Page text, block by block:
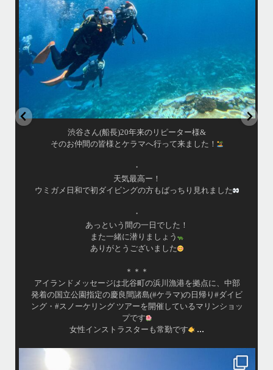
アイランドメッセージは北谷町の浜川漁港を拠点に、中部発着の国立公
園指定の慶良間諸島(#ケラマ)の日帰り#ダイビング・#スノーケリング
ツアーを開催しているマリンショップです
女性インストラスターも常勤です
10月 17
渋谷さん(船長)20年来のリピーター様&
そのお仲間の皆様とケラマへ行って来ました！
・
天気最高ー！
ウミガメ日和で初ダイビングの方もばっちり見れました
・
あっという間の一日でした！
また一緒に潜りましょう
ありがとうございました
＊＊＊
アイランドメッセージは北谷町の浜川漁港を拠点に、中部
発着の国立公園指定の慶良間諸島(#ケラマ)の日帰り#ダイビ
ング・#スノーケリング ツアーを開催しているマリンショッ
プです
女性インストラスターも常勤です
...